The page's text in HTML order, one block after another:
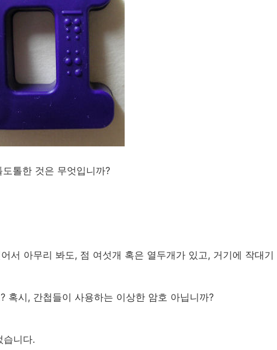
톨한 것은 무엇입니까?
서 아무리 봐도, 점 여섯개 혹은 열두개가 있고, 거기에 작대기
혹시, 간첩들이 사용하는 이상한 암호 아닙니까?
습니다.